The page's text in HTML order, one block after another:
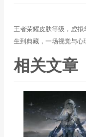
王者荣耀皮肤等级，虚
生到典藏，一场视觉与心
相关文章